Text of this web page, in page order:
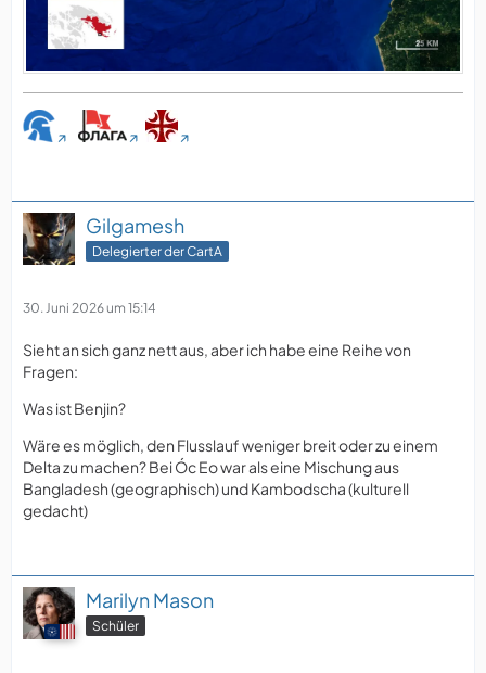
Gilgamesh
Delegierter der CartA
30. Juni 2026 um 15:14
Sieht an sich ganz nett aus, aber ich habe eine Reihe von
Fragen:
Was ist Benjin?
Wäre es möglich, den Flusslauf weniger breit oder zu einem
Delta zu machen? Bei Óc Eo war als eine Mischung aus
Bangladesh (geographisch) und Kambodscha (kulturell
gedacht)
Marilyn Mason
Schüler